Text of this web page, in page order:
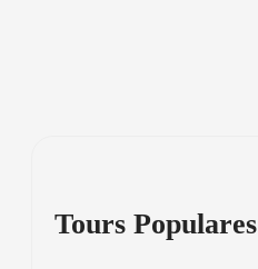
Tours Populares